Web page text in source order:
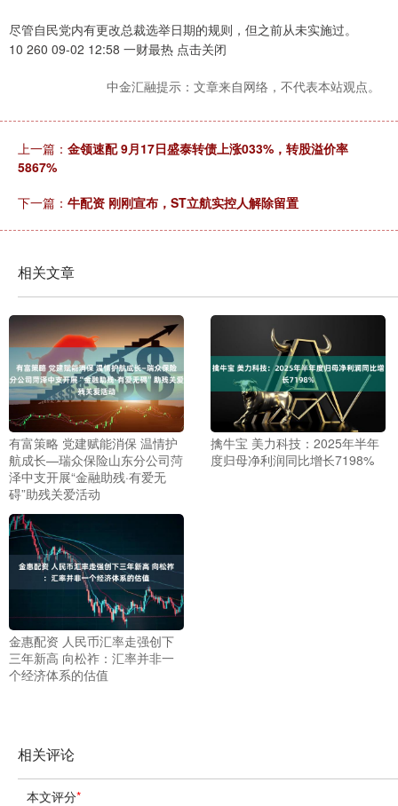
尽管自民党内有更改总裁选举日期的规则，但之前从未实施过。
10 260 09-02 12:58 一财最热 点击关闭
中金汇融提示：文章来自网络，不代表本站观点。
上一篇： 金领速配 9月17日盛泰转债上涨033%，转股溢价率
5867%
下一篇： 牛配资 刚刚宣布，ST立航实控人解除留置
相关文章
有富策略 党建赋能消保 温情护
航成长—瑞众保险山东分公司菏
泽中支开展“金融助残·有爱无
碍”助残关爱活动
擒牛宝 美力科技：2025年半年
度归母净利润同比增长7198%
金惠配资 人民币汇率走强创下
三年新高 向松祚：汇率并非一
个经济体系的估值
相关评论
本文评分*